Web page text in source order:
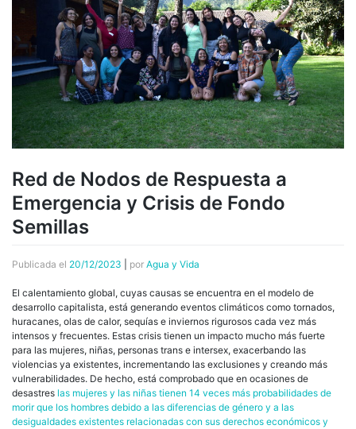
Red de Nodos de Respuesta a
Emergencia y Crisis de Fondo
Semillas
Publicada el 20/12/2023 por Agua y Vida
El calentamiento global, cuyas causas se encuentra en el modelo de
desarrollo capitalista, está generando eventos climáticos como tornados,
huracanes, olas de calor, sequías e inviernos rigurosos cada vez más
intensos y frecuentes. Estas crisis tienen un impacto mucho más fuerte
para las mujeres, niñas, personas trans e intersex, exacerbando las
violencias ya existentes, incrementando las exclusiones y creando más
vulnerabilidades. De hecho, está comprobado que en ocasiones de
desastres las mujeres y las niñas tienen 14 veces más probabilidades de
morir que los hombres debido a las diferencias de género y a las
desigualdades existentes relacionadas con sus derechos económicos y